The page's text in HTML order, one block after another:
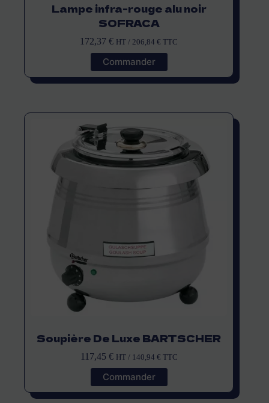
Lampe infra-rouge alu noir
SOFRACA
172,37€ HT / 206,84€ TTC
Commander
Soupière De Luxe BARTSCHER
117,45 € HT / 140,94 € TTC
Commander